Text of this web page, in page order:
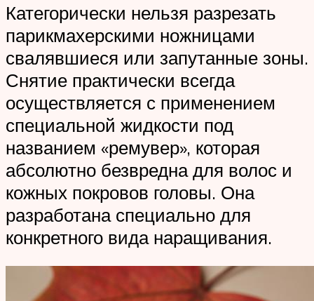
Категорически нельзя разрезать
парикмахерскими ножницами
свалявшиеся или запутанные зоны.
Снятие практически всегда
осуществляется с применением
специальной жидкости под
названием «ремувер», которая
абсолютно безвредна для волос и
кожных покровов головы. Она
разработана специально для
конкретного вида наращивания.